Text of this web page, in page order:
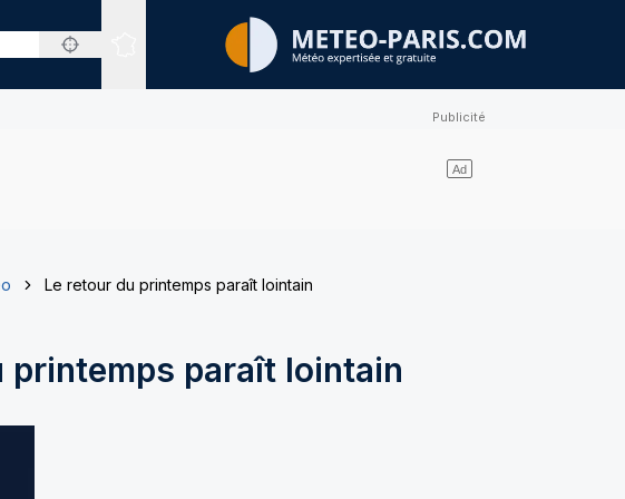
Sites expertisés
Le retour du printemps paraît lointain
printemps paraît lointain